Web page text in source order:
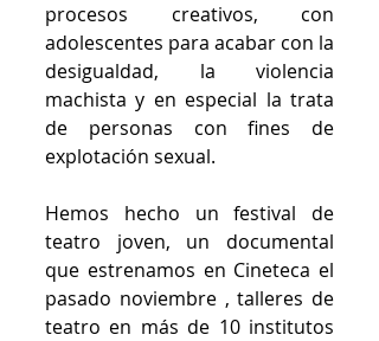
procesos creativos, con
adolescentes para acabar con la
desigualdad, la violencia
machista y en especial la trata
de personas con fines de
explotación sexual.
Hemos hecho un festival de
teatro joven, un documental
que estrenamos en Cineteca el
pasado noviembre , talleres de
teatro en más de 10 institutos